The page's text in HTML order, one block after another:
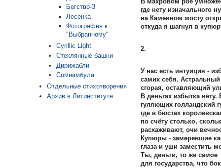
Бегство-3
Лесенка
Фотография к
"Выбранному"
Cyrillic Light
Стеклянные башни
Дирижабли
Сомнамбула
Отдельные стихотворения
Архив в Литинституте
где нету изначального
на Каменном мосту
откуда я шагнул в
2.
У нас есть интуиция -
самих себя.
сгорая, оставляющий
В деньгах избытка
гуляющих голландский
где в бюстах
по счёту столько,
расхаживают, очи
Купюры - замеревшие
глаза и уши заместить
Ты, деньги, то же самое
для государства, что